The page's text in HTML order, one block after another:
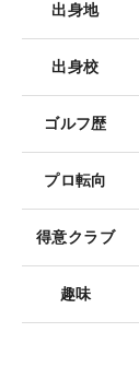
出身地
出身校
ゴルフ歴
プロ転向
得意クラブ
趣味